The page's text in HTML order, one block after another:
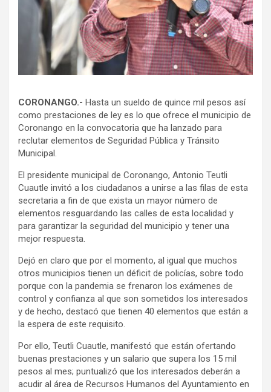
CORONANGO.- Hasta un sueldo de quince mil pesos así
como prestaciones de ley es lo que ofrece el municipio de
Coronango en la convocatoria que ha lanzado para
reclutar elementos de Seguridad Pública y Tránsito
Municipal.
El presidente municipal de Coronango, Antonio Teutli
Cuautle invitó a los ciudadanos a unirse a las filas de esta
secretaria a fin de que exista un mayor número de
elementos resguardando las calles de esta localidad y
para garantizar la seguridad del municipio y tener una
mejor respuesta.
Dejó en claro que por el momento, al igual que muchos
otros municipios tienen un déficit de policías, sobre todo
porque con la pandemia se frenaron los exámenes de
control y confianza al que son sometidos los interesados
y de hecho, destacó que tienen 40 elementos que están a
la espera de este requisito.
Por ello, Teutli Cuautle, manifestó que están ofertando
buenas prestaciones y un salario que supera los 15 mil
pesos al mes; puntualizó que los interesados deberán a
acudir al área de Recursos Humanos del Ayuntamiento en